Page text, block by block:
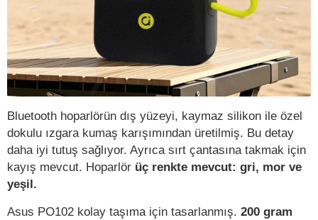
Bluetooth hoparlörün dış yüzeyi, kaymaz silikon ile özel
dokulu ızgara kumaş karışımından üretilmiş. Bu detay
daha iyi tutuş sağlıyor. Ayrıca sırt çantasına takmak için
kayış mevcut. Hoparlör üç renkte mevcut: gri, mor ve
yeşil.
Asus PO102 kolay taşıma için tasarlanmış. 200 gram